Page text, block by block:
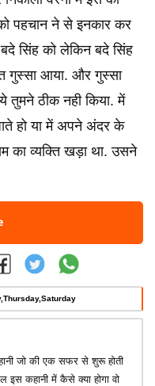
पहचान ने से इनकार कर
बदे सिंह को लेकिन बदे सिंह
गुस्सा आया. और गुस्सा
तुमने ठीक नही किया. में
हो या में अपने अंदर के
का व्यक्ति खड़ा था. उसने
जो की एक सफर से शुरू होती
इस कहानी में कैसे क्या होगा वो